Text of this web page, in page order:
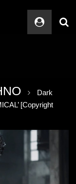
Dark
[Copyright